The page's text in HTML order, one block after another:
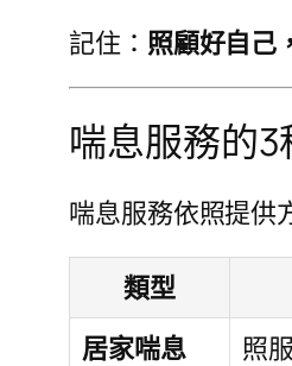
記住： 照顧好自己
喘息服務的3
喘息服務依照提供
類型
居家喘息
照